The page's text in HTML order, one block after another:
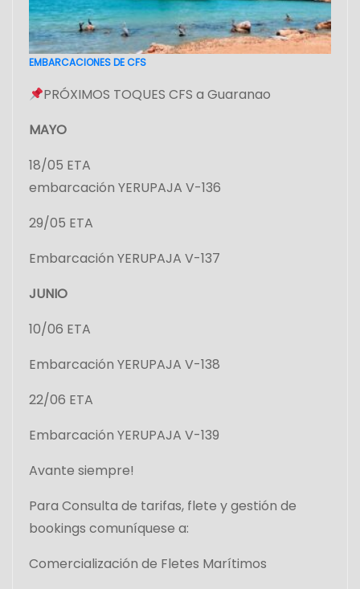
EMBARCACIONES DE CFS
PRÓXIMOS TOQUES CFS a Guaranao
MAYO
18/05 ETA
embarcación YERUPAJA V-136
29/05 ETA
Embarcación YERUPAJA V-137
JUNIO
10/06 ETA
Embarcación YERUPAJA V-138
22/06 ETA
Embarcación YERUPAJA V-139
Avante siempre!
Para Consulta de tarifas, flete y gestión de
bookings comuníquese a:
Comercialización de Fletes Marítimos